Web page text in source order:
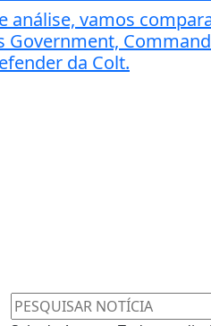
análise, vamos
Government,
da Colt.